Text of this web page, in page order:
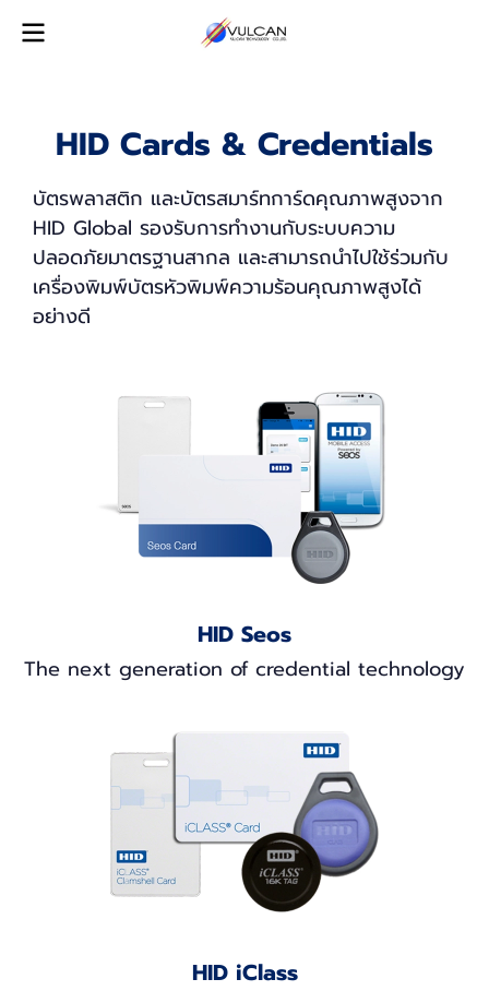
HID Cards & Credentials
บัตรพลาสติก และบัตรสมาร์ทการ์ดคุณภาพสูงจาก
HID Global รองรับการทำงานกับระบบความ
ปลอดภัยมาตรฐานสากล และสามารถนำไปใช้ร่วมกับ
เครื่องพิมพ์บัตรหัวพิมพ์ความร้อนคุณภาพสูงได้
อย่างดี
HID Seos
The next generation of credential technology
HID iClass